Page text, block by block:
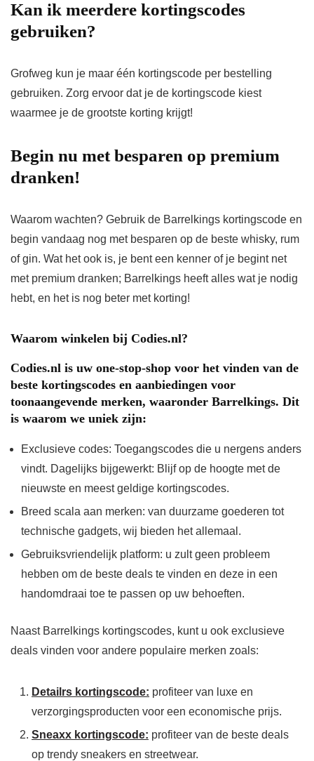
Kan ik meerdere kortingscodes
gebruiken?
Grofweg kun je maar één kortingscode per bestelling
gebruiken. Zorg ervoor dat je de kortingscode kiest
waarmee je de grootste korting krijgt!
Begin nu met besparen op premium
dranken!
Waarom wachten? Gebruik de Barrelkings kortingscode en
begin vandaag nog met besparen op de beste whisky, rum
of gin. Wat het ook is, je bent een kenner of je begint net
met premium dranken; Barrelkings heeft alles wat je nodig
hebt, en het is nog beter met korting!
Waarom winkelen bij Codies.nl?
Codies.nl is uw one-stop-shop voor het vinden van de
beste kortingscodes en aanbiedingen voor
toonaangevende merken, waaronder Barrelkings. Dit
is waarom we uniek zijn:
Exclusieve codes: Toegangscodes die u nergens anders
vindt. Dagelijks bijgewerkt: Blijf op de hoogte met de
nieuwste en meest geldige kortingscodes.
Breed scala aan merken: van duurzame goederen tot
technische gadgets, wij bieden het allemaal.
Gebruiksvriendelijk platform: u zult geen probleem
hebben om de beste deals te vinden en deze in een
handomdraai toe te passen op uw behoeften.
Naast Barrelkings kortingscodes, kunt u ook exclusieve
deals vinden voor andere populaire merken zoals:
Detailrs kortingscode: profiteer van luxe en
verzorgingsproducten voor een economische prijs.
Sneaxx kortingscode: profiteer van de beste deals
op trendy sneakers en streetwear.